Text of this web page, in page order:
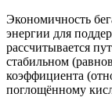
Экономичность
энергии для
рассчитывается
стабильном
коэффициента
поглощённому